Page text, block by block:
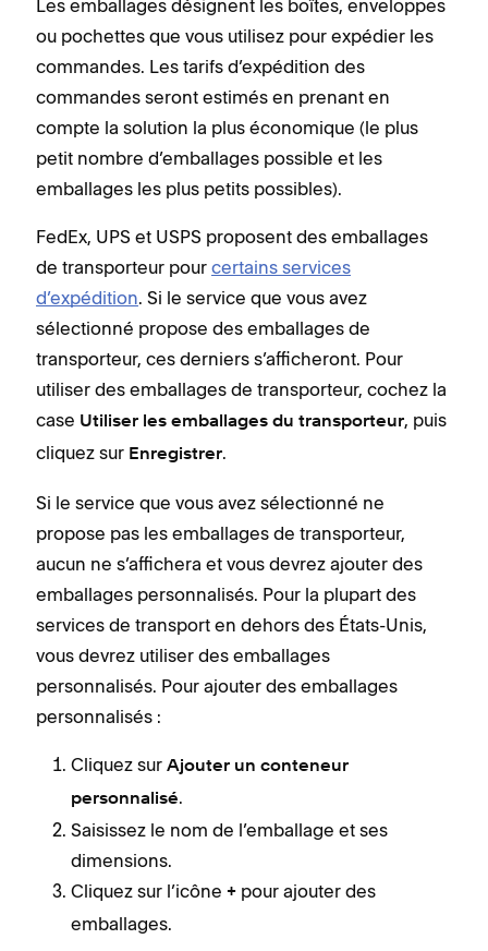
Les emballages désignent les boîtes, enveloppes
ou pochettes que vous utilisez pour expédier les
commandes. Les tarifs d’expédition des
commandes seront estimés en prenant en
compte la solution la plus économique (le plus
petit nombre d’emballages possible et les
emballages les plus petits possibles).
FedEx, UPS et USPS proposent des emballages
de transporteur pour certains services
d’expédition. Si le service que vous avez
sélectionné propose des emballages de
transporteur, ces derniers s’afficheront. Pour
utiliser des emballages de transporteur, cochez la
case Utiliser les emballages du transporteur, puis
cliquez sur Enregistrer.
Si le service que vous avez sélectionné ne
propose pas les emballages de transporteur,
aucun ne s’affichera et vous devrez ajouter des
emballages personnalisés. Pour la plupart des
services de transport en dehors des États-Unis,
vous devrez utiliser des emballages
personnalisés. Pour ajouter des emballages
personnalisés :
Cliquez sur Ajouter un conteneur
personnalisé.
Saisissez le nom de l’emballage et ses
dimensions.
Cliquez sur l’icône + pour ajouter des
emballages.